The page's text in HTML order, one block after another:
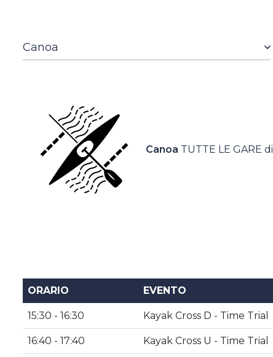
Gare
News
Media
Canoa TUTTE LE GARE di
ORARIO EVENTO
15:30 - 16:30 Kayak Cross D - Time Trial
16:40 - 17:40 Kayak Cross U - Time Trial